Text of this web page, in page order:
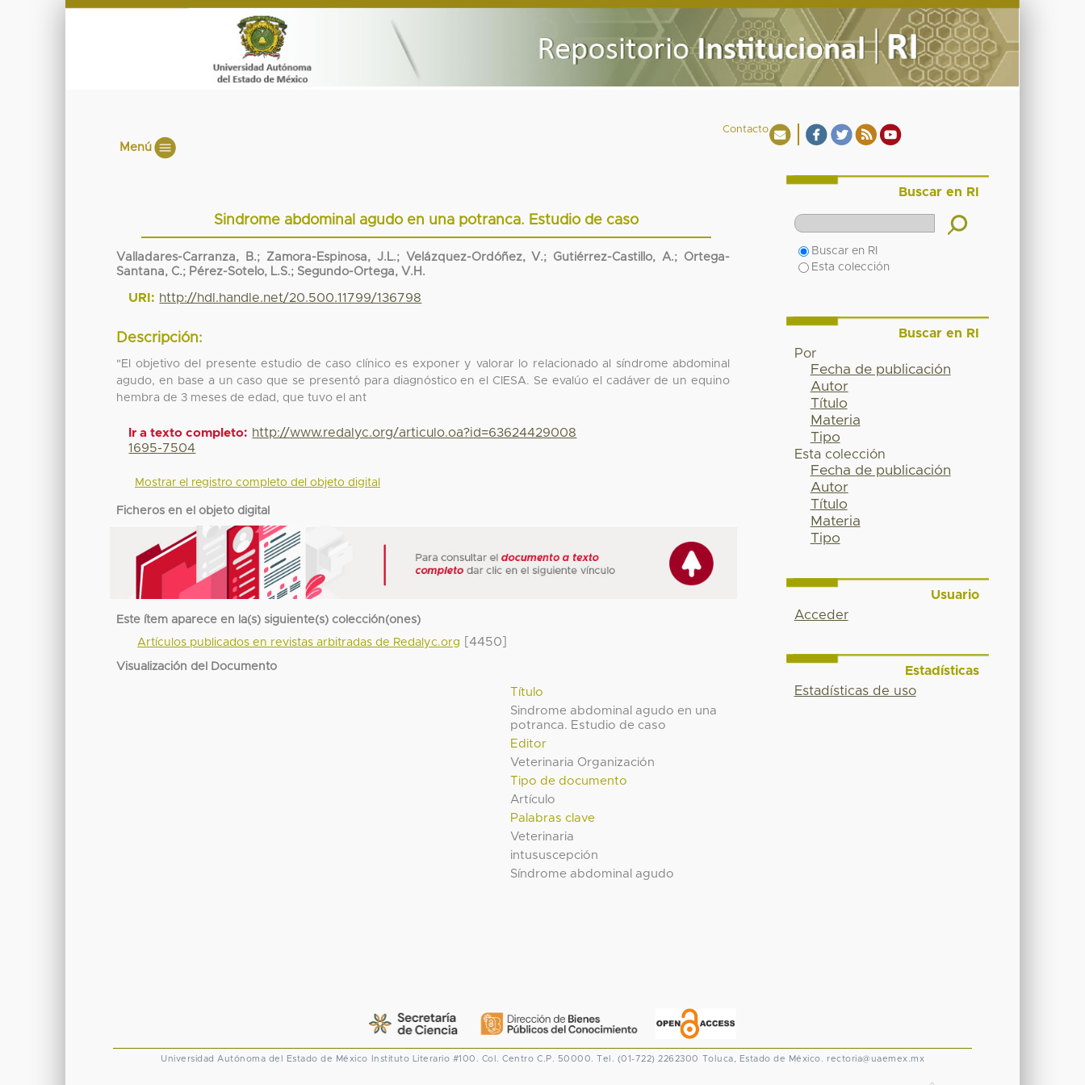
Contacto
Menú
Sindrome abdominal agudo en una potranca. Estudio de caso
Valladares-Carranza, B.; Zamora-Espinosa, J.L.; Velázquez-Ordóñez, V.; Gutiérrez-Castillo, A.; Ortega-
Santana, C.; Pérez-Sotelo, L.S.; Segundo-Ortega, V.H.
URI: http://hdl.handle.net/20.500.11799/136798
Descripción:
"El objetivo del presente estudio de caso clínico es exponer y valorar lo relacionado al síndrome abdominal
agudo, en base a un caso que se presentó para diagnóstico en el CIESA. Se evalúo el cadáver de un equino
hembra de 3 meses de edad, que tuvo el ant
Ir a texto completo: http://www.redalyc.org/articulo.oa?id=63624429008
1695-7504
Mostrar el registro completo del objeto digital
Ficheros en el objeto digital
Este ítem aparece en la(s) siguiente(s) colección(ones)
Artículos publicados en revistas arbitradas de Redalyc.org
[4450]
Visualización del Documento
Título
Sindrome abdominal agudo en una
potranca. Estudio de caso
Editor
Veterinaria Organización
Tipo de documento
Artículo
Palabras clave
Veterinaria
intususcepción
Síndrome abdominal agudo
Buscar en RI
Buscar en RI
Esta colección
Buscar en RI
Por
Fecha de publicación
Autor
Título
Materia
Tipo
Esta colección
Fecha de publicación
Autor
Título
Materia
Tipo
Usuario
Acceder
Estadísticas
Estadísticas de uso
Universidad Autónoma del Estado de México Instituto Literario #100. Col. Centro C.P. 50000. Tel. (01-722) 2262300 Toluca, Estado de México. rectoria@uaemex.mx